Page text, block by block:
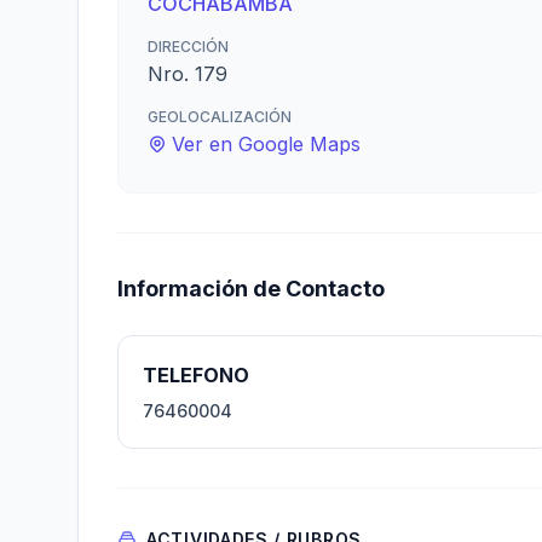
DIRECCIÓN
Nro. 179
GEOLOCALIZACIÓN
Ver en Google Maps
Información de Contacto
TELEFONO
76460004